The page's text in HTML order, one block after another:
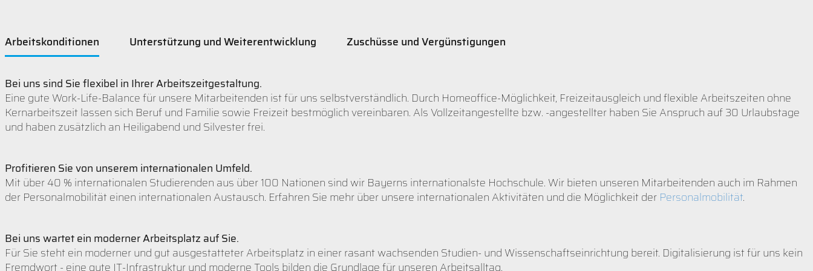
Arbeitskonditionen Unterstützung und Weiterentwicklung Zuschüsse und Vergünstigungen
Bei uns sind Sie flexibel in Ihrer Arbeitszeitgestaltung.
Eine gute Work-Life-Balance für unsere Mitarbeitenden ist für uns selbstverständlich. Durch Homeoffice-Möglichkeit, Freizeitausgleich und flexible Arbeitszeiten ohne
Kernarbeitszeit lassen sich Beruf und Familie sowie Freizeit bestmöglich vereinbaren. Als Vollzeitangestellte bzw. -angestellter haben Sie Anspruch auf 30 Urlaubstage
und haben zusätzlich an Heiligabend und Silvester frei.
Profitieren Sie von unserem internationalen Umfeld.
Mit über 40 % internationalen Studierenden aus über 100 Nationen sind wir Bayerns internationalste Hochschule. Wir bieten unseren Mitarbeitenden auch im Rahmen
der Personalmobilität einen internationalen Austausch. Erfahren Sie mehr über unsere internationalen Aktivitäten und die Möglichkeit der Personalmobilität.
Bei uns wartet ein moderner Arbeitsplatz auf Sie.
Für Sie steht ein moderner und gut ausgestatteter Arbeitsplatz in einer rasant wachsenden Studien- und Wissenschaftseinrichtung bereit. Digitalisierung ist für uns kein
Fremdwort - eine gute IT-Infrastruktur und moderne Tools bilden die Grundlage für unseren Arbeitsalltag.